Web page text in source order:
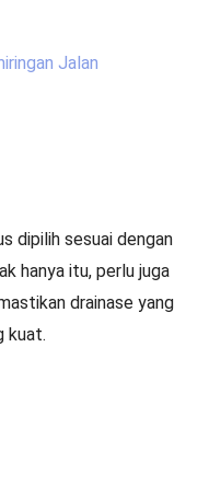
Jalan
dipilih sesuai dengan
hanya itu, perlu juga
drainase yang
kuat.